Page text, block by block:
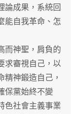
論成果，系統回
能自我革命、怎
神聖，肩負的
求審視自己，以
精神鍛造自己，
保黨始終不變
色社會主義事業